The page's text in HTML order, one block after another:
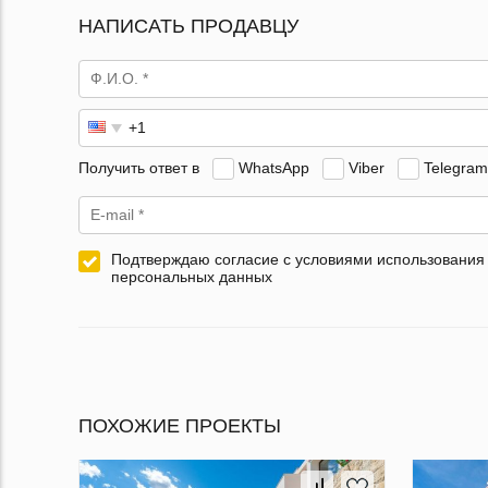
НАПИСАТЬ ПРОДАВЦУ
Получить ответ в WhatsApp Viber Telegram
Подтверждаю согласие с условиями использования
персональных данных
ПОХОЖИЕ ПРОЕКТЫ